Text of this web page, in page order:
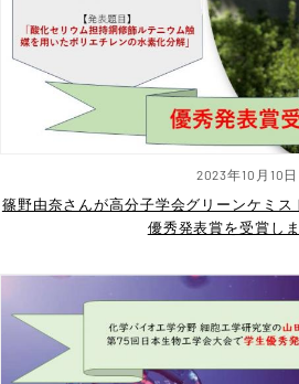
2023年10月10日
篠野由奈さんが高分子学会グリーンケミ
優秀発表賞を受賞しま